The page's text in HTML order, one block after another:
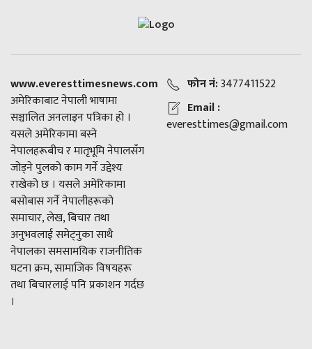
www.everesttimesnews.com
अमेरिकाबाट नेपाली भाषामा
सञ्चालित अनलाइन पत्रिका हो ।
यसले अमेरिकामा बस्ने
नेपालहरूबीच र मातृभूमि नेपालसँग
जोड्ने पुलको काम गर्ने उद्देश्य
राखेको छ । यसले अमेरिकामा
बसोबास गर्ने नेपालीहरूको
समाचार, लेख, बिचार तथा
अनुभवलाई समेट्नुका साथै
नेपालका समसामयिक राजनीतिक
घटना क्रम, सामाजिक विषयहरू
तथा बिचारलाई पनि प्रकाशन गर्दछ
।
फोन नं:3477411522
Email :
everesttimes@gmail.com